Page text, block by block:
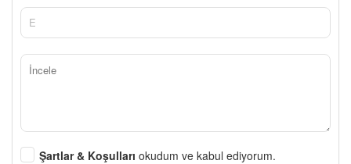
Şartlar & Koşulları okudum ve kabul ediyorum.